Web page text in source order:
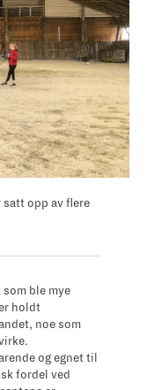
satt opp av flere
ble mye
holdt
noe som
og egnet til
fordel ved